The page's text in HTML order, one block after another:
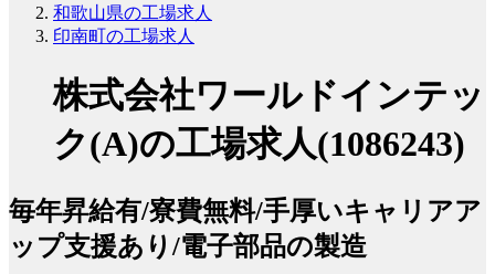
和歌山県の工場求人
印南町の工場求人
株式会社ワールドインテッ
ク(A)の工場求人(1086243)
毎年昇給有/寮費無料/手厚いキャリアア
ップ支援あり/電子部品の製造